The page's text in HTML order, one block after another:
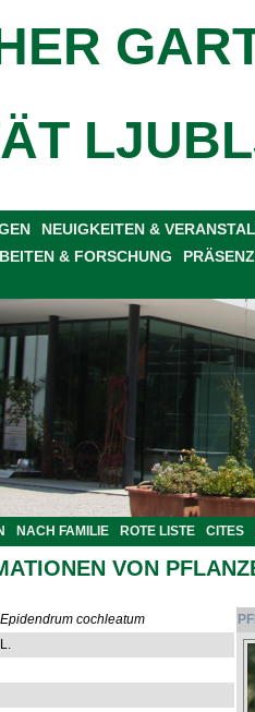
NEUIGKEITEN &
& FORSCHUNG
NACH FAMILIE ROTE LISTE CITES
VON
Epidendrum cochleatum
L.